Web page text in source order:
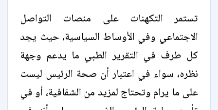
تستمر التكهنات على منصات التواصل
الاجتماعي وفي الأوساط السياسية، حيث يجد
كل طرف في التقرير الطبي ما يدعم وجهة
نظره، سواء في اعتبار أن صحة الرئيس ليست
على ما يرام وتحتاج لمزيد من الشفافية، أو في